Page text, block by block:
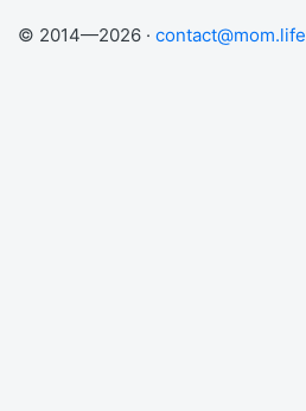
© 2014—2026 · contact@mom.life